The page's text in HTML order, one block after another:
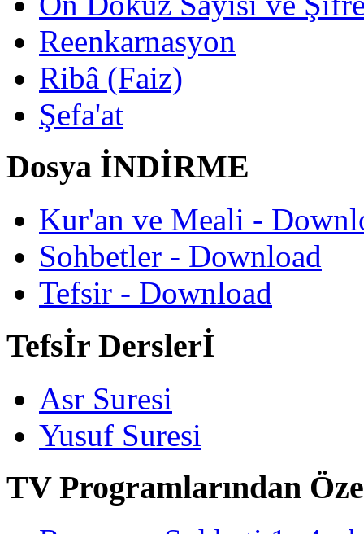
Reenkarnasyon
Ribâ (Faiz)
Şefa'at
Dosya İNDİRME
Kur'an ve Meali -
Sohbetler - Download
Tefsir - Download
Tefsİr Derslerİ
Asr Suresi
Yusuf Suresi
TV Programlarından